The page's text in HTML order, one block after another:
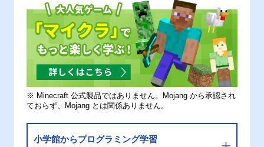
※ Minecraft 公式製品ではありません。Mojang から承認され
ておらず、Mojang とは関係ありません。
小学館からプログラミング学習